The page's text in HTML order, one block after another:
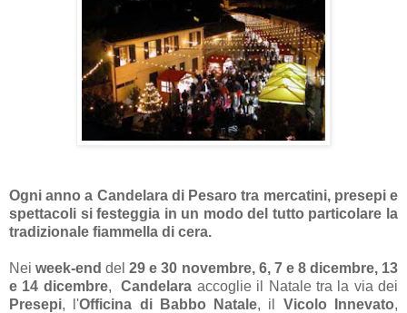
Ogni annoa Candelara di Pesarotra mercatini, presepi e
spettacoli si festeggia in un modo del tutto particolare la
tradizionale fiammella di cera.
Neiweek-end del29 e 30 novembre, 6, 7 e 8 dicembre, 13
e 14 dicembre,Candelara accoglie il Natale tra la via dei
Presepi, l'Officina di Babbo Natale, il Vicolo Innevato,